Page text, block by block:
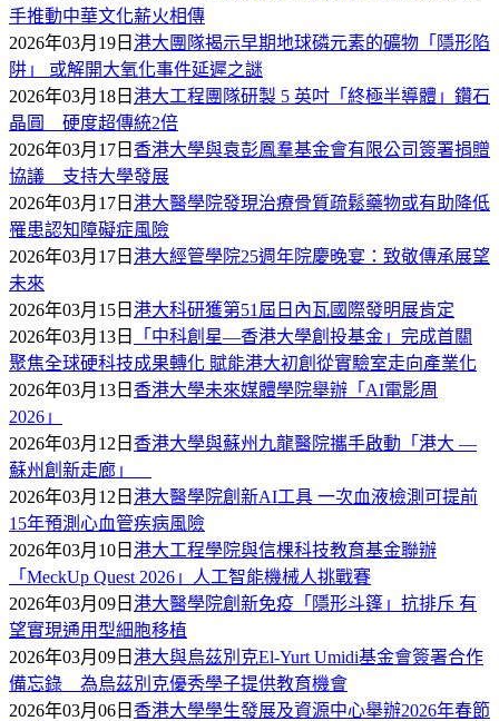
手推動中華文化薪火相傳
2026年03月19日 港大團隊揭示早期地球磷元素的礦物「隱形陷
阱」 或解開大氧化事件延遲之謎
2026年03月18日 港大工程團隊研製 5 英吋「終極半導體」鑽石
晶圓 硬度超傳統2倍
2026年03月17日 香港大學與袁彭鳳羣基金會有限公司簽署捐贈
協議 支持大學發展
2026年03月17日 港大醫學院發現治療骨質疏鬆藥物或有助降低
罹患認知障礙症風險
2026年03月17日 港大經管學院25週年院慶晚宴：致敬傳承展望
未來
2026年03月15日 港大科研獲第51屆日內瓦國際發明展肯定
2026年03月13日
「中科創星—香港大學創投基金」完成首關
聚焦全球硬科技成果轉化 賦能港大初創從實驗室走向產業化
2026年03月13日 香港大學未來媒體學院舉辦「AI電影周
2026」
2026年03月12日 香港大學與蘇州九龍醫院攜手啟動「港大 —
蘇州創新走廊」
2026年03月12日 港大醫學院創新AI工具 一次血液檢測可提前
15年預測心血管疾病風險
2026年03月10日 港大工程學院與信棵科技教育基金聯辦
「MeckUp Quest 2026」人工智能機械人挑戰賽
2026年03月09日 港大醫學院創新免疫「隱形斗篷」抗排斥 有
望實現通用型細胞移植
2026年03月09日 港大與烏茲別克El-Yurt Umidi基金會簽署合作
備忘錄 為烏茲別克優秀學子提供教育機會
2026年03月06日 香港大學學生發展及資源中心舉辦2026年春節